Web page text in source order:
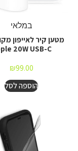
במלאי
מטען קיר לאייפון
20W USB-C
₪99.00
הוספה לסל